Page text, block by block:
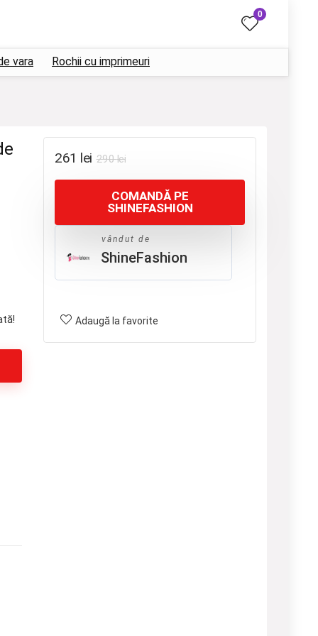
0
vara Rochii cu imprimeuri
290leiPrețul
inițial
a
fost:
290 lei.
261 lei
Prețul
curent
este:
261 lei.
COMANDĂ PE
SHINEFASHION
vândut de
ShineFashion
Adaugă la favorite